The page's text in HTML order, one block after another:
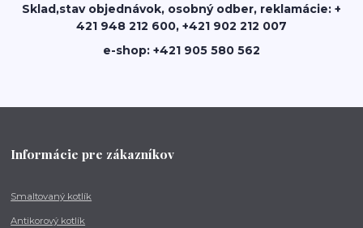
Sklad,stav objednávok, osobný odber, reklamácie: +
421 948 212 600, +421 902 212 007
e-shop: +421 905 580 562
Informácie pre zákazníkov
Smaltovaný kotlík
Antikorový kotlík